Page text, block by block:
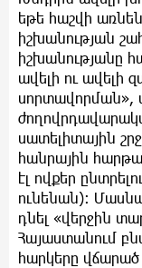
եթե հաշվի
իշխանության
իշխանությանը
ավելի ու ավելի
սորտավորման»,
սատելիտային
հանրային
էլ ովքեր
ունենան):
դնել «վերջին
Հայաստանում
հարկերը վճարած